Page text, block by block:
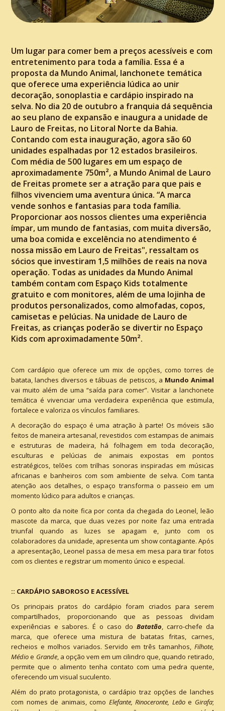
Um lugar para comer bem a preços acessíveis e com
entretenimento para toda a família. Essa é a
proposta da Mundo Animal, lanchonete temática
que oferece uma experiência lúdica ao unir
decoração, sonoplastia e cardápio inspirado na
selva. No dia 20 de outubro a franquia dá sequência
ao seu plano de expansão e inaugura a unidade de
Lauro de Freitas, no Litoral Norte da Bahia.
Contando com esta inauguração, agora são 60
unidades espalhadas por 12 estados brasileiros.
Com média de 500 lugares em um espaço de
aproximadamente 750m², a Mundo Animal de Lauro
de Freitas promete ser a atração para que pais e
filhos vivenciem uma aventura única. “A marca
vende sonhos e fantasias para toda família.
Proporcionar aos nossos clientes uma experiência
ímpar, um mundo de fantasias, com muita diversão,
uma boa comida e excelência no atendimento é
nossa missão em Lauro de Freitas", ressaltam os
sócios que investiram 1,5 milhões de reais na nova
operação. Todas as unidades da Mundo Animal
também contam com Espaço Kids totalmente
gratuito e com monitores, além de uma lojinha de
produtos personalizados, como almofadas, copos,
camisetas e pelúcias. Na unidade de Lauro de
Freitas, as crianças poderão se divertir no Espaço
Kids com aproximadamente 50m².
Com cardápio que oferece um mix de opções, como torres de
batata, lanches diversos e tábuas de petiscos, a Mundo Animal
vai muito além de uma “saída para comer”. Visitar a lanchonete
temática é vivenciar uma verdadeira experiência que estimula,
fortalece e valoriza os vínculos familiares.
A decoração do espaço é uma atração à parte! Os móveis são
feitos de maneira artesanal, revestidos com estampas de animais
e estruturas de madeira, há folhagem em toda decoração,
esculturas e pelúcias de animais expostas em pontos
estratégicos, telões com trilhas sonoras inspiradas em músicas
africanas e banheiros com som ambiente de selva. Com tanta
atenção aos detalhes, o espaço transforma o passeio em um
momento lúdico para adultos e crianças.
O ponto alto da noite fica por conta da chegada do Leonel, leão
mascote da marca, que duas vezes por noite faz uma entrada
triunfal quando as luzes se apagam e, junto com os
colaboradores da unidade, apresenta um show contagiante. Após
a apresentação, Leonel passa de mesa em mesa para tirar fotos
com os clientes e registrar um momento único e especial.
:: CARDÁPIO SABOROSO E ACESSÍVEL
Os principais pratos do cardápio foram criados para serem
compartilhados, proporcionando que as pessoas dividam
experiências e sabores. É o caso do Batatão, carro-chefe da
marca, que oferece uma mistura de batatas fritas, carnes,
recheios e molhos variados. Servido em três tamanhos, Filhote,
Médioe Grande, a opção vem em um cilindro que, quando retirado,
permite que o alimento tenha contato com uma pedra quente,
oferecendo um visual suculento.
Além do prato protagonista, o cardápio traz opções de lanches
com nomes de animais, como Elefante, Rinoceronte, Leãoe Girafa;